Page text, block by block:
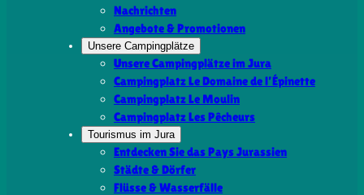
Nachrichten
Angebote & Promotionen
Unsere Campingplätze
Unsere Campingplätze im Jura
Campingplatz Le Domaine de l’Épinette
Campingplatz Le Moulin
Campingplatz Les Pêcheurs
Tourismus im Jura
Entdecken Sie das Pays Jurassien
Städte & Dörfer
Flüsse & Wasserfälle